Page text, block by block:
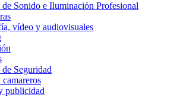
Sonido e Iluminación Profesional
vídeo y audiovisuales
Seguridad
publicidad